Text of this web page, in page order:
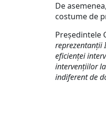
De
costume de
Președintele
reprezentanții
eficienţei
intervenţiilor
indiferent de